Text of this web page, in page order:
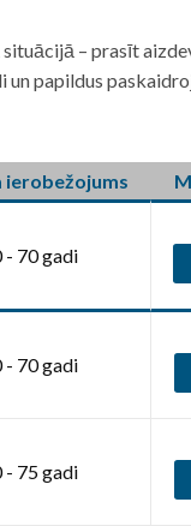
– prasīt
un papildus
ierobežojums
- 70 gadi
- 70 gadi
- 75 gadi